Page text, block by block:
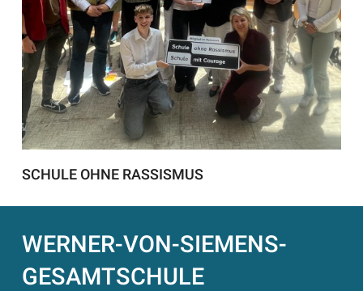
SCHULE OHNE RASSISMUS
WERNER-VON-SIEMENS-
GESAMTSCHULE